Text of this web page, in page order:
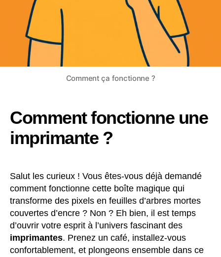
Comment ça fonctionne ?
Comment fonctionne une
imprimante ?
Salut les curieux ! Vous êtes-vous déjà demandé
comment fonctionne cette boîte magique qui
transforme des pixels en feuilles d’arbres mortes
couvertes d’encre ? Non ? Eh bien, il est temps
d’ouvrir votre esprit à l’univers fascinant des
imprimantes. Prenez un café, installez-vous
confortablement, et plongeons ensemble dans ce